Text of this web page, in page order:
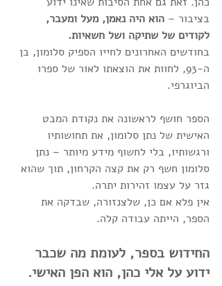
בציבור – הוא היה נאמן, מעל ומעבר,
לקודים של שתיקה ושל חשאיות.
בחודשים האחרונים לחייו הספיק סלומון, בן
ה-93, לחוות את הוצאתו לאור של ספרו
הביוגרפי.
הספר חושף לראשונה את נקודת המבט
האישית של נתן סלומון, את תחושותיו
ורגשותיו, בלי לחשוף מידע מיותר – נתן
סלומון חשף רק את קצה הקרחון, תוך שהוא
גזר על עצמו זהירות יתרה.
אין פלא אם כן, שלצנזורה, שבדקה את
הספר, הייתה עבודה קלה.
החידוש בספר, לעומת מה שכבר
ידוע על אלי כהן, הוא הפן האישי.